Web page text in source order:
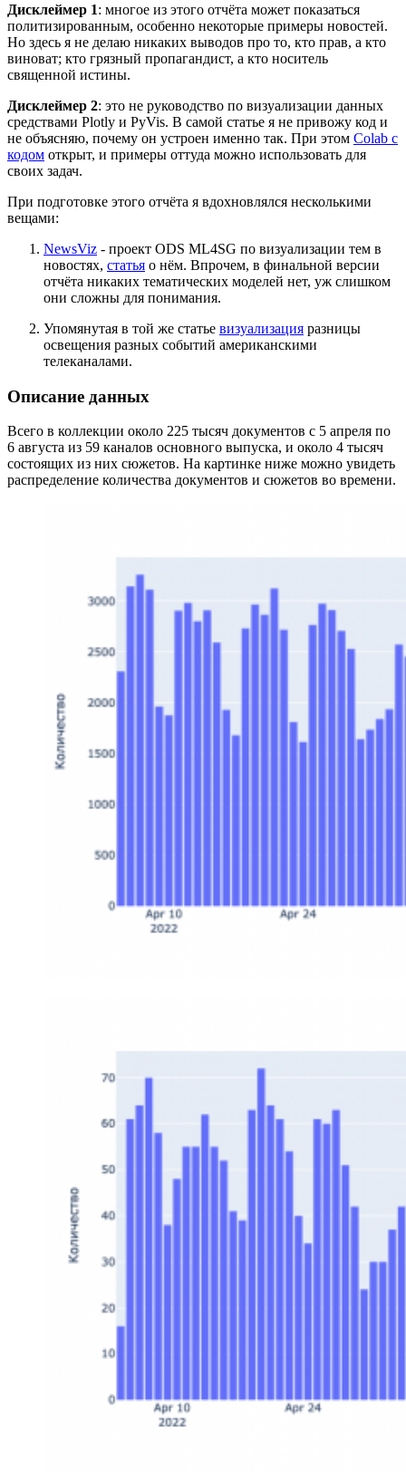
Дисклеймер 1: многое из этого отчёта может показаться
политизированным, особенно некоторые примеры новостей.
Но здесь я не делаю никаких выводов про то, кто прав, а кто
виноват; кто грязный пропагандист, а кто носитель
священной истины.
Дисклеймер 2: это не руководство по визуализации данных
средствами Plotly и PyVis. В самой статье я не привожу код и
не объясняю, почему он устроен именно так. При этом Colab с
кодом открыт, и примеры оттуда можно использовать для
своих задач.
При подготовке этого отчёта я вдохновлялся несколькими
вещами:
NewsViz - проект ODS ML4SG по визуализации тем в
новостях, статья о нём. Впрочем, в финальной версии
отчёта никаких тематических моделей нет, уж слишком
они сложны для понимания.
Упомянутая в той же статье визуализация разницы
освещения разных событий американскими
телеканалами.
Описание данных
Всего в коллекции около 225 тысяч документов с 5 апреля по
6 августа из 59 каналов основного выпуска, и около 4 тысяч
состоящих из них сюжетов. На картинке ниже можно увидеть
распределение количества документов и сюжетов во времени.